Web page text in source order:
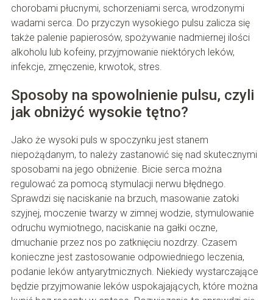
chorobami płucnymi, schorzeniami serca, wrodzonymi
wadami serca. Do przyczyn wysokiego pulsu zalicza się
także palenie papierosów, spożywanie nadmiernej ilości
alkoholu lub kofeiny, przyjmowanie niektórych leków,
infekcje, zmęczenie, krwotok, stres.
Sposoby na spowolnienie pulsu, czyli
jak obniżyć wysokie tętno?
Jako że wysoki puls w spoczynku jest stanem
niepożądanym, to należy zastanowić się nad skutecznymi
sposobami na jego obniżenie. Bicie serca można
regulować za pomocą stymulacji nerwu błędnego.
Sprawdzi się naciskanie na brzuch, masowanie zatoki
szyjnej, moczenie twarzy w zimnej wodzie, stymulowanie
odruchu wymiotnego, naciskanie na gałki oczne,
dmuchanie przez nos po zatknięciu nozdrzy. Czasem
konieczne jest zastosowanie odpowiedniego leczenia,
podanie leków antyarytmicznych. Niekiedy wystarczające
będzie przyjmowanie leków uspokajających, które można